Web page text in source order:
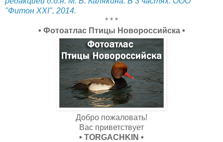
"Фитон XXI", 2014.
* * *
• Фотоатлас Птицы Новороссийска •
Добро пожаловать!
Вас приветствует
• TORGACHKIN •